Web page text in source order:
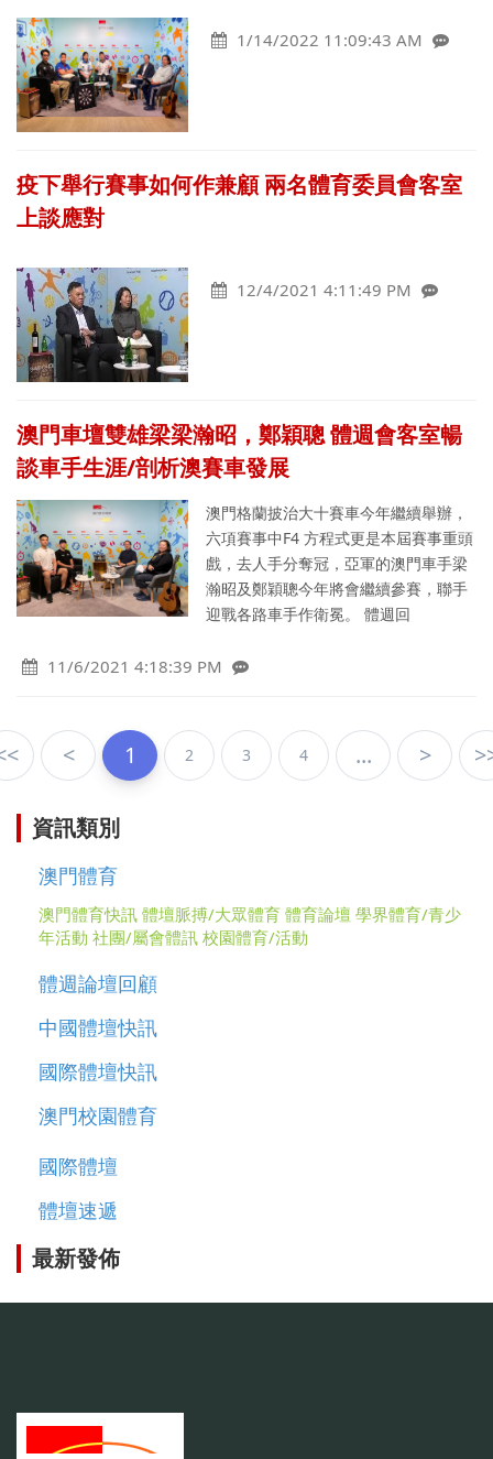
1/14/2022 11:09:43 AM
疫下舉行賽事如何作兼顧 兩名體育委員會客室
上談應對
12/4/2021 4:11:49 PM
澳門車壇雙雄梁梁瀚昭，鄭穎聰 體週會客室暢
談車手生涯/剖析澳賽車發展
澳門格蘭披治大十賽車今年繼續舉辦，
六項賽事中F4 方程式更是本屆賽事重頭
戲，去人手分奪冠，亞軍的澳門車手梁
瀚昭及鄭穎聰今年將會繼續參賽，聯手
迎戰各路車手作衛冕。 體週回
11/6/2021 4:18:39 PM
< 1 2 3 4 ... >
資訊類別
澳門體育
澳門體育快訊 體壇脈搏/大眾體育 體育論壇 學界體育/青少
年活動 社團/屬會體訊 校園體育/活動
體週論壇回顧
中國體壇快訊
國際體壇快訊
澳門校園體育
國際體壇
體壇速遞
最新發佈